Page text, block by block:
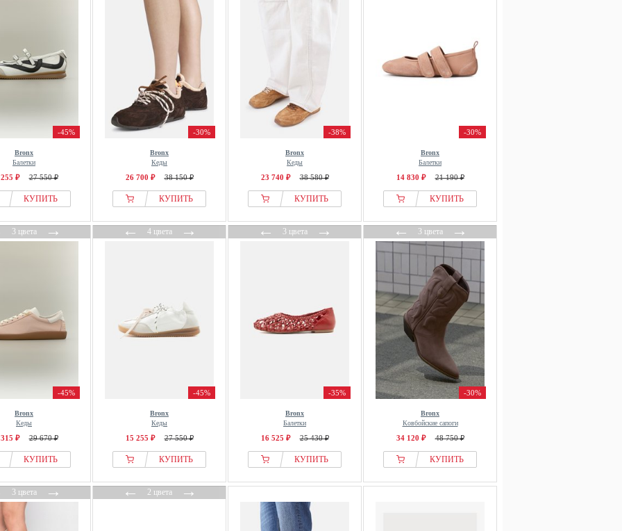
-45%
Bronx
Балетки
₽ 27 550 ₽
КУПИТЬ
-30%
Bronx
Кеды
26 700 ₽ 38 150 ₽
КУПИТЬ
-38%
Bronx
Кеды
23 740 ₽ 38 580 ₽
КУПИТЬ
-30%
Bronx
Балетки
14 830 ₽ 21 190 ₽
КУПИТЬ
3 цвета→
-45%
Bronx
Кеды
₽ 29 670 ₽
КУПИТЬ
←4 цвета→
-45%
Bronx
Кеды
15 255 ₽ 27 550 ₽
КУПИТЬ
←3 цвета→
-35%
Bronx
Балетки
16 525 ₽ 25 430 ₽
КУПИТЬ
←3 цвета→
-30%
Bronx
Ковбойские сапоги
34 120 ₽ 48 750 ₽
КУПИТЬ
3 цвета→ ←2 цвета→